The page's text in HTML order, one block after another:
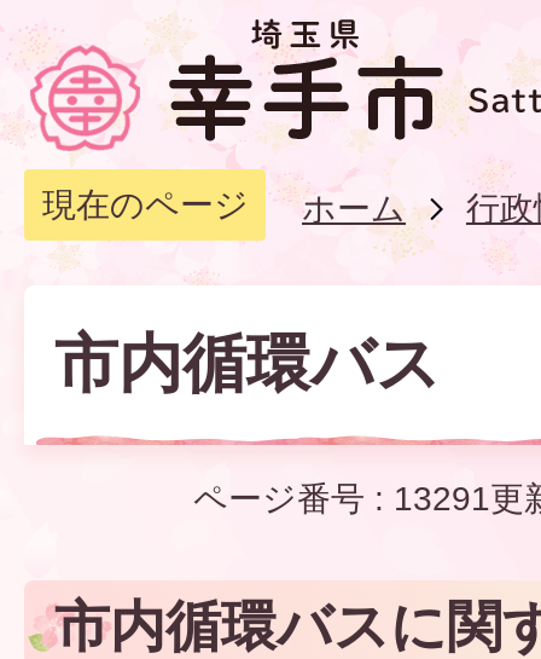
現在のページ ホーム 行
市内循環バス
ページ番号 : 13291更
市内循環バスに関